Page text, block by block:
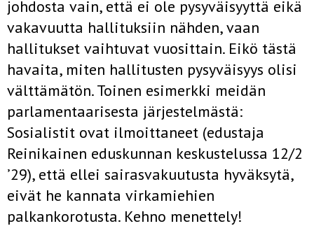
johdosta vain, että ei ole pysyväisyyttä eikä
vakavuutta hallituksiin nähden, vaan
hallitukset vaihtuvat vuosittain. Eikö tästä
havaita, miten hallitusten pysyväisyys olisi
välttämätön. Toinen esimerkki meidän
parlamentaarisesta järjestelmästä:
Sosialistit ovat ilmoittaneet (edustaja
Reinikainen eduskunnan keskustelussa 12/2
’29), että ellei sairasvakuutusta hyväksytä,
eivät he kannata virkamiehien
palkankorotusta. Kehno menettely!